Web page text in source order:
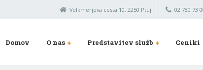
Volkmerjeva cesta 10, 2250 Ptuj 02 780 73
Domov O nas Predstavitev služb Ceniki